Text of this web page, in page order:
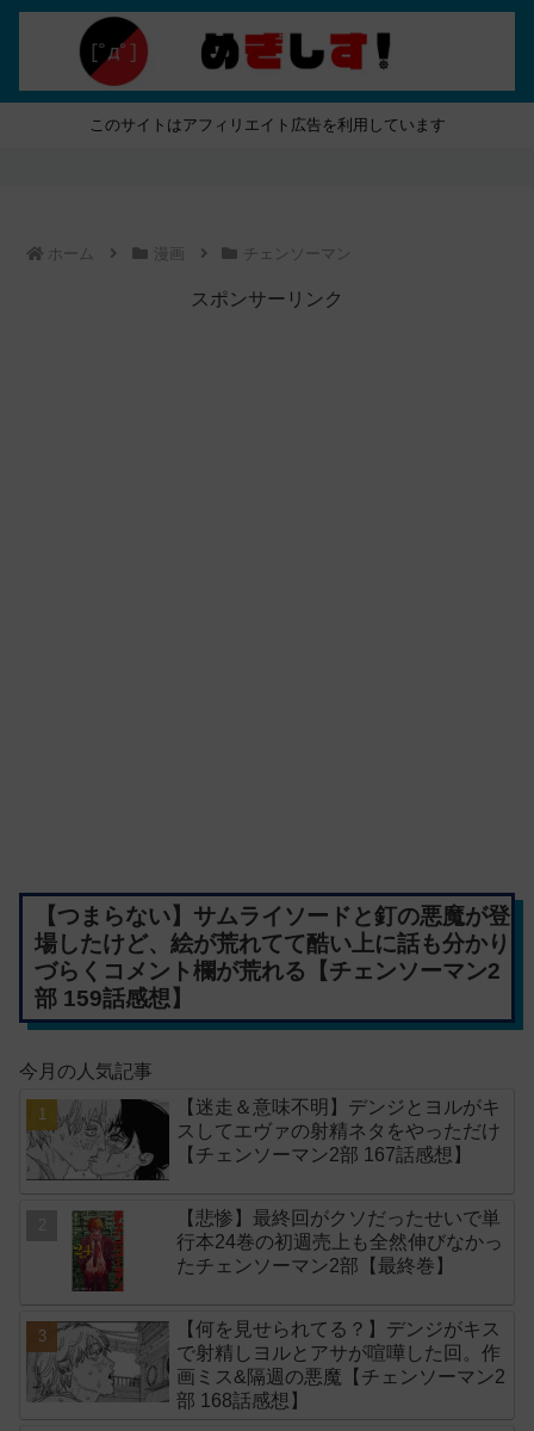
このサイトはアフィリエイト広告を利用しています
ホーム 漫画 チェンソーマン
スポンサーリンク
【つまらない】サムライソードと釘の悪魔が登
場したけど、絵が荒れてて酷い上に話も分かり
づらくコメント欄が荒れる【チェンソーマン2
部 159話感想】
今月の人気記事
【迷走＆意味不明】デンジとヨルがキ
スしてエヴァの射精ネタをやっただけ
【チェンソーマン2部 167話感想】
【悲惨】最終回がクソだったせいで単
行本24巻の初週売上も全然伸びなかっ
たチェンソーマン2部【最終巻】
【何を見せられてる？】デンジがキス
で射精しヨルとアサが喧嘩した回。作
画ミス&隔週の悪魔【チェンソーマン2
部 168話感想】